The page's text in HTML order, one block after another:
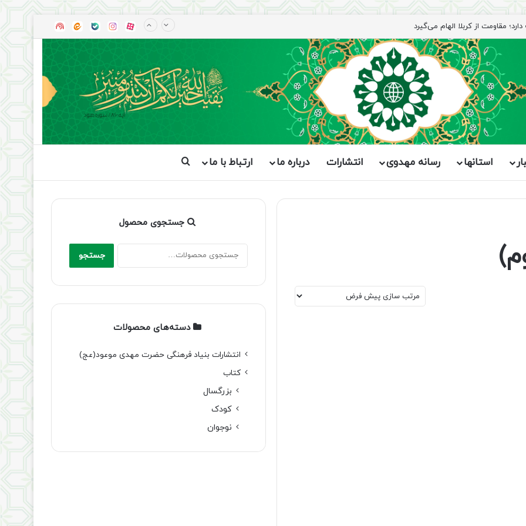
مقاومت از کربلا الهام می‌گیرد آپاراتاینستاگرام
بله ایتا
استانها رسانه مهدوی انتشارات درباره ما ارتباط با ما جستجو برای
جستجوی محصول
جستجو
برای:
جستجو
دسته‌های محصولات
انتشارات بنیاد فرهنگی حضرت مهدی موعود(عج)
کتاب
بزرگسال
کودک
نوجوان